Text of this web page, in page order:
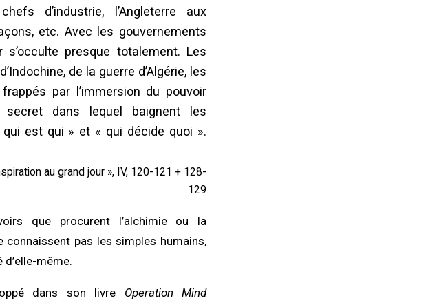
d’industrie, l’Angleterre aux
etc. Avec les gouvernements
presque totalement. Les
de la guerre d’Algérie, les
par l’immersion du pouvoir
dans lequel baignent les
est qui » et « qui décide quoi ».
au grand jour », IV, 120-121 + 128-
129
que procurent l’alchimie ou la
pas les simples humains,
même.
dans son livre Operation Mind